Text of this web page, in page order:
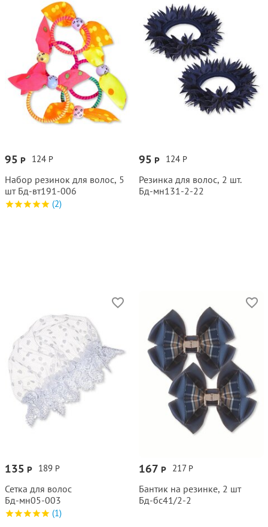
124 Р
95 Р
Набор резинок для волос, 5
шт Бд‑вт191‑006
(2)
124 Р
95 Р
Резинка для волос, 2 шт.
Бд‑мн131‑2‑22
189 Р
135 Р
Сетка для волос
Бд‑мн05‑003
(1)
217 Р
167 Р
Бантик на резинке, 2 шт
Бд‑бс41/2‑2